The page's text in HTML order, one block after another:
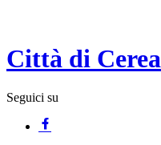
Città di Cerea
Seguici su